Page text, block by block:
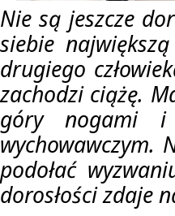
Nie są jeszcze
siebie
drugiego
zachodzi ciążę.
góry nogami i
wychowawczym.
podołać
dorosłości zdaje